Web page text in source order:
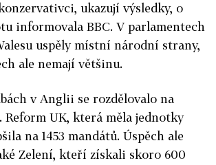
ukazují výsledky, o
informovala BBC. V parlamentech
uspěly místní národní strany,
ale nemají většinu.
v Anglii se rozdělovalo na
Reform UK, která měla jednotky
na 1453 mandátů. Úspěch ale
Zelení, kteří získali skoro 600